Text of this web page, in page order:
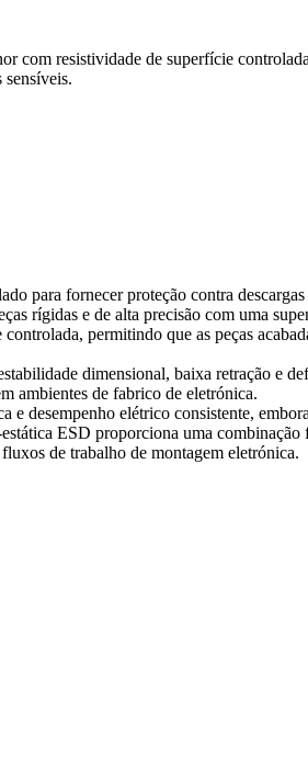
com resistividade de superfície
sensíveis.
para fornecer proteção contra
rígidas e de alta precisão com uma
permitindo que as peças
dimensional, baixa retração e
ambientes de fabrico de eletrónica.
desempenho elétrico consistente,
ESD proporciona uma
de trabalho de montagem eletrónica.